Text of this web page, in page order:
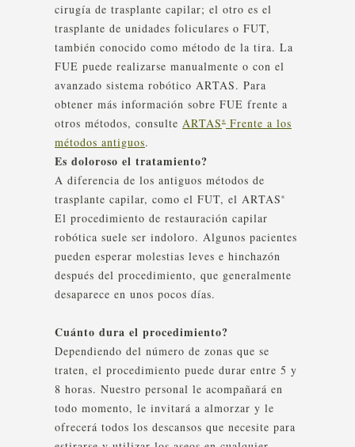
cirugía de trasplante capilar; el otro es el
trasplante de unidades foliculares o FUT,
también conocido como método de la tira. La
FUE puede realizarse manualmente o con el
avanzado sistema robótico ARTAS. Para
obtener más información sobre FUE frente a
otros métodos, consulte ARTAS ®
Frente a los
métodos antiguos.
Es doloroso el tratamiento?
A diferencia de los antiguos métodos de
trasplante capilar, como el FUT, el ARTAS ®
El procedimiento de restauración capilar
robótica suele ser indoloro. Algunos pacientes
pueden esperar molestias leves e hinchazón
después del procedimiento, que generalmente
desaparece en unos pocos días.
Cuánto dura el procedimiento?
Dependiendo del número de zonas que se
traten, el procedimiento puede durar entre 5 y
8 horas. Nuestro personal le acompañará en
todo momento, le invitará a almorzar y le
ofrecerá todos los descansos que necesite para